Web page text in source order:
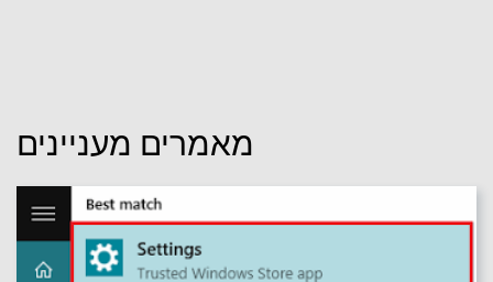
מאמרים מעניינים